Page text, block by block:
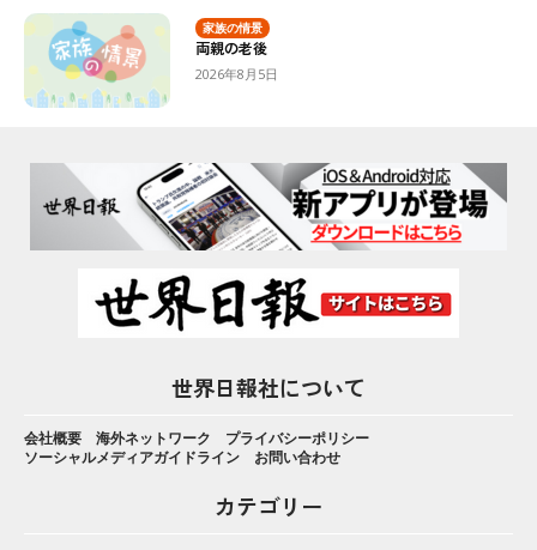
家族の情景
両親の老後
2026年8月5日
世界日報社について
会社概要 海外ネットワーク
プライバシーポリシー
ソーシャルメディアガイドライン
お問い合わせ
カテゴリー